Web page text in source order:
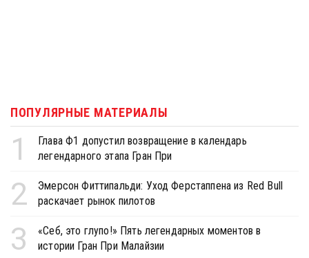
ПОПУЛЯРНЫЕ МАТЕРИАЛЫ
1
Глава Ф1 допустил возвращение в календарь
легендарного этапа Гран При
2
Эмерсон Фиттипальди: Уход Ферстаппена из Red Bull
раскачает рынок пилотов
3
«Себ, это глупо!» Пять легендарных моментов в
истории Гран При Малайзии